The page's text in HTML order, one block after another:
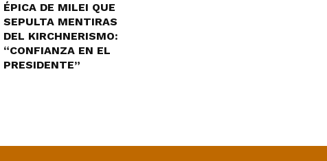
ÉPICA DE MILEI QUE
SEPULTA MENTIRAS
DEL KIRCHNERISMO:
“CONFIANZA EN EL
PRESIDENTE”